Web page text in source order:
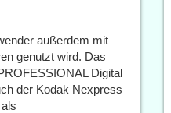
außerdem mit
genutzt wird. Das
Digital
der Kodak Nexpress